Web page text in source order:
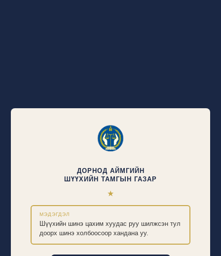
ДОРНОД АЙМГИЙН
ШҮҮХИЙН ТАМГЫН ГАЗАР
★
МЭДЭГДЭЛ
Шүүхийн шинэ цахим хуудас руу шилжсэн тул
доорх шинэ холбоосоор хандана уу.